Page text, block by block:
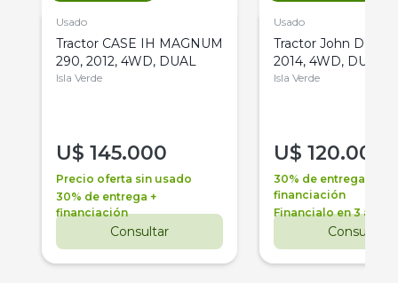
Usado
Tractor CASE IH MAGNUM
290, 2012, 4WD, DUAL
Isla Verde
U$ 145.000
Precio oferta sin usado
30% de entrega +
financiación
Consultar
Usado
Tractor John Deere
2014, 4WD, DUAL
Isla Verde
U$ 120.000
30% de entrega +
financiación
Financialo en 3 años
Consultar